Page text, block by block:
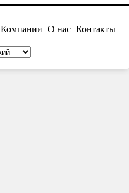
Компании О нас Контакты